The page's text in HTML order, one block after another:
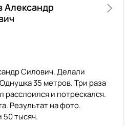
Александр
Силович. Делали
35 метров. Три раза
расслоился и потрескался.
Результат на фото.
50 тысяч.